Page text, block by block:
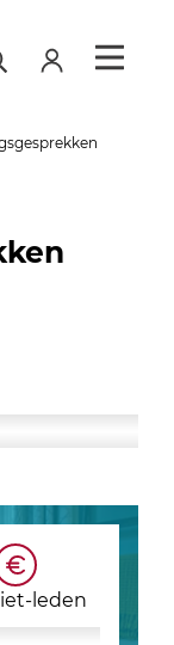
leden